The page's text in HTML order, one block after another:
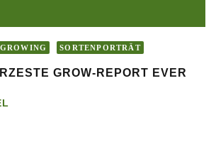
GROWING SORTENPORTRÄT
GROW-REPORT EVER